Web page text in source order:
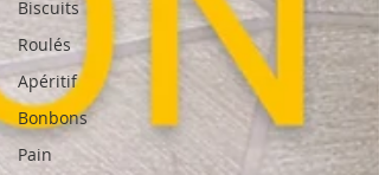
Biscuits
Roulés
Apéritif
Bonbons
Pain